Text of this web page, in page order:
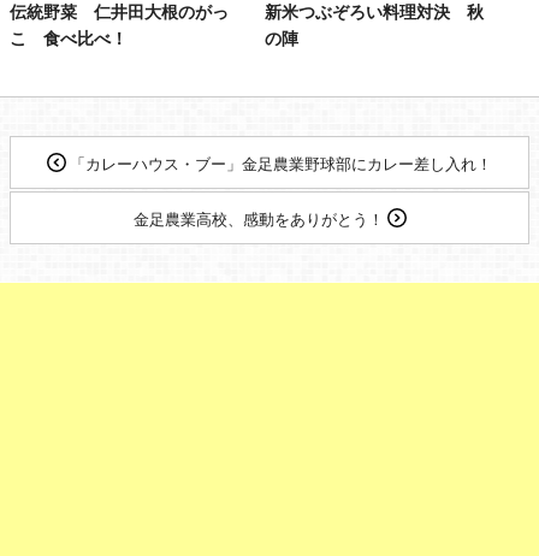
伝統野菜 仁井田大根のがっ
こ 食べ比べ！
新米つぶぞろい料理対決 秋
の陣
「カレーハウス・ブー」金足農業野球部にカレー差し入れ！
金足農業高校、感動をありがとう！